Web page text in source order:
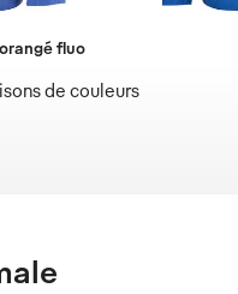
de couleurs
fluo